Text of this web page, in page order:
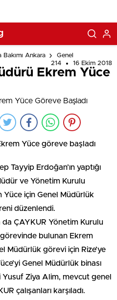
Bakımı Ankara
Genel
214
16 Ekim 2018
Ekrem Yüce
Yüce göreve başladı
Tayyip Erdoğan’ın yaptığı
ve Yönetim Kurulu
Yüce için Genel Müdürlük
düzenlendi.
da ÇAYKUR Yönetim Kurulu
görevinde bulunan Ekrem
Müdürlük görevi için Rize’ye
Genel Müdürlük binası
Ziya Alim, mevcut genel
çalışanları karşıladı.